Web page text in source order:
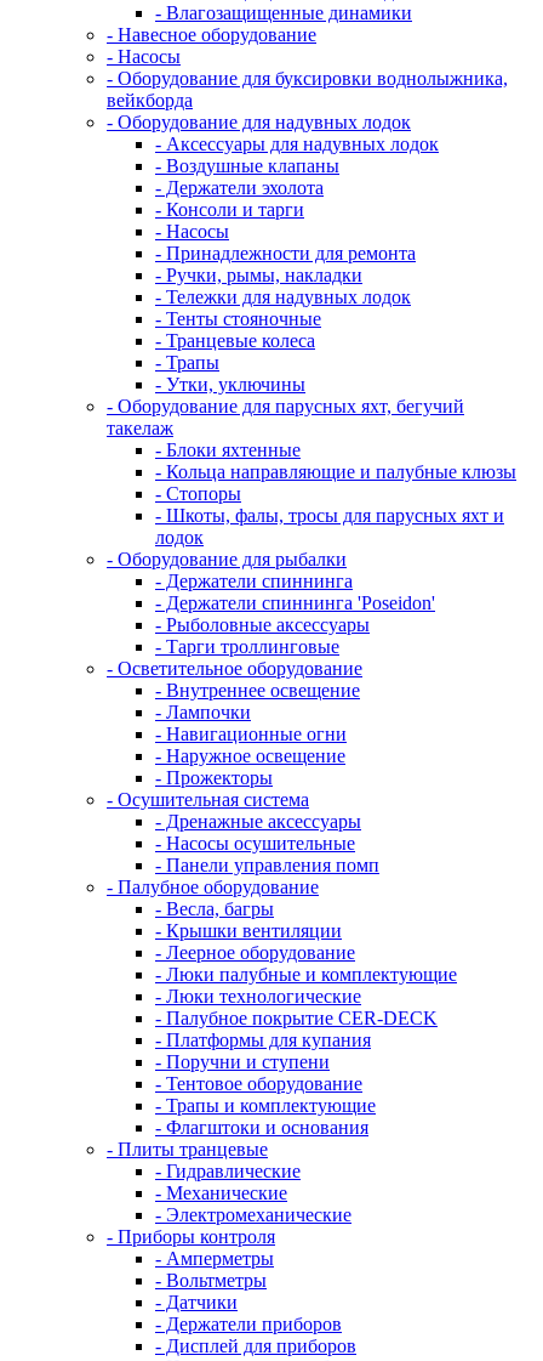
- Влагозащищенные динамики
- Навесное оборудование
- Насосы
- Оборудование для буксировки воднолыжника,
вейкборда
- Оборудование для надувных лодок
- Аксессуары для надувных лодок
- Воздушные клапаны
- Держатели эхолота
- Консоли и тарги
- Насосы
- Принадлежности для ремонта
- Ручки, рымы, накладки
- Тележки для надувных лодок
- Тенты стояночные
- Транцевые колеса
- Трапы
- Утки, уключины
- Оборудование для парусных яхт, бегучий
такелаж
- Блоки яхтенные
- Кольца направляющие и палубные клюзы
- Стопоры
- Шкоты, фалы, тросы для парусных яхт и
лодок
- Оборудование для рыбалки
- Держатели спиннинга
- Держатели спиннинга 'Poseidon'
- Рыболовные аксессуары
- Тарги троллинговые
- Осветительное оборудование
- Внутреннее освещение
- Лампочки
- Навигационные огни
- Наружное освещение
- Прожекторы
- Осушительная система
- Дренажные аксессуары
- Насосы осушительные
- Панели управления помп
- Палубное оборудование
- Весла, багры
- Крышки вентиляции
- Леерное оборудование
- Люки палубные и комплектующие
- Люки технологические
- Палубное покрытие CER-DECK
- Платформы для купания
- Поручни и ступени
- Тентовое оборудование
- Трапы и комплектующие
- Флагштоки и основания
- Плиты транцевые
- Гидравлические
- Механические
- Электромеханические
- Приборы контроля
- Амперметры
- Вольтметры
- Датчики
- Держатели приборов
- Дисплей для приборов